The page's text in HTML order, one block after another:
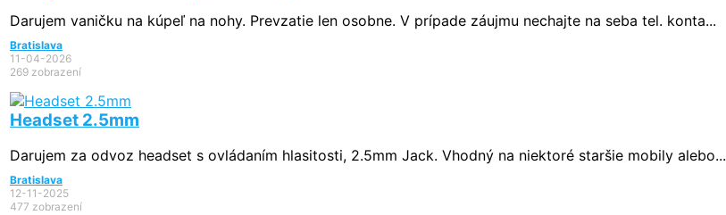
Darujem vaničku na kúpeľ na nohy. Prevzatie len osobne. V prípade záujmu nechajte na seba tel. konta...
Bratislava
11-04-2026
269 zobrazení
Headset 2.5mm
Darujem za odvoz headset s ovládaním hlasitosti, 2.5mm Jack. Vhodný na niektoré staršie mobily alebo...
Bratislava
12-11-2025
477 zobrazení